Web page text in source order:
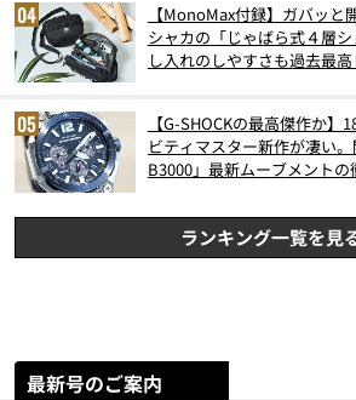
【MonoMax付録】ガバッと
シャカの「じゃばら式４層
し入れのしやすさも過去最高
【G-SHOCKの最高傑作か】
ビティマスター新作が凄い
B3000」最新ムーブメントの
ランキング一覧を見
最新号のご案内